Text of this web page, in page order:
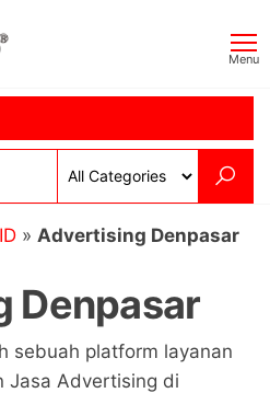
ID
Menu
» Advertising Denpasar
Denpasar
sebuah platform layanan
Jasa Advertising di